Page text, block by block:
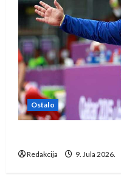
Ostalo
Redakcija 9. Jula 2026.